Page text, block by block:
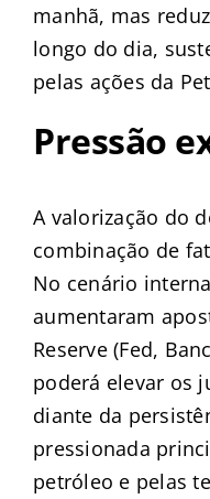
manhã, mas
longo do dia,
pelas ações da
Pressão
A valorização do
combinação de
No cenário
aumentaram
Reserve (Fed,
poderá elevar os
diante da
pressionada
petróleo e pelas